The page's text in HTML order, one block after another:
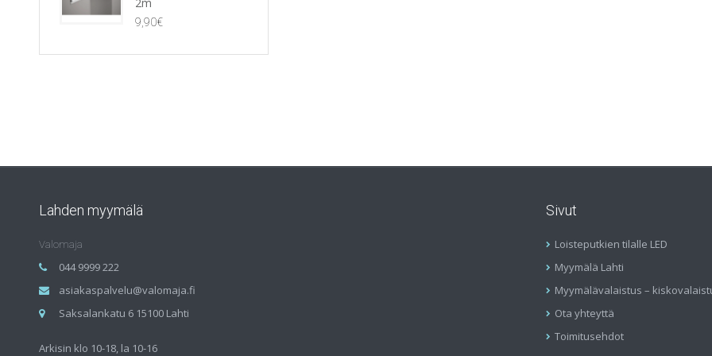
9,90€
Lahden myymälä
Valomaja
044 9999 222
asiakaspalvelu@valomaja.fi
Saksalankatu 6 15100 Lahti
Arkisin klo 10-18, la 10-16
Sivut
Loisteputkien tilalle LED
Myymälä Lahti
Myymälävalaistus –
Ota yhteyttä
Toimitusehdot